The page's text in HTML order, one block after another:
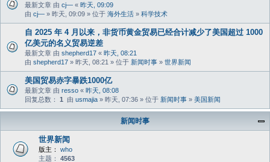
最新文章 由 cj— « 昨天, 09:09
由 cj— » 昨天, 09:09 » 位于 海外生活 » 科学技术
自 2025 年 4 月以来，非货币黄金贸易已经合计减少了美国超过 1000
亿美元的名义贸易逆差
最新文章 由 shepherd17 « 昨天, 08:21
由 shepherd17 » 昨天, 08:21 » 位于 新闻时事 » 世界新闻
美国贸易赤字暴跌1000亿
最新文章 由 resso « 昨天, 08:08
回复总数： 1 由 usmajia » 昨天, 07:36 » 位于 新闻时事 » 美国新闻
新闻时事
世界新闻
版主：
who
主题： 4563